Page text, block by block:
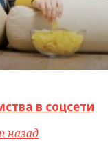
в соцсети
назад